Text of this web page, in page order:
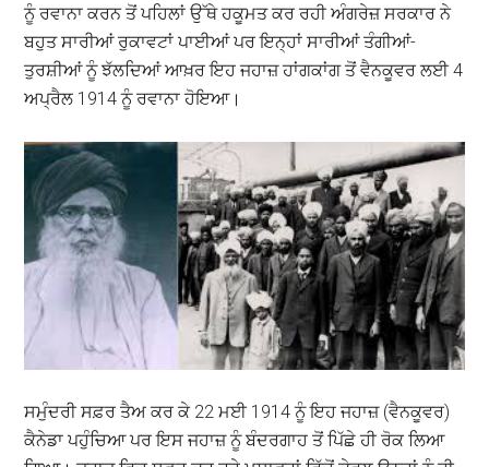
ਨੂੰ ਰਵਾਨਾ ਕਰਨ ਤੋਂ ਪਹਿਲਾਂ ਉੱਥੇ ਹਕੂਮਤ ਕਰ ਰਹੀ ਅੰਗਰੇਜ਼ ਸਰਕਾਰ ਨੇ
ਬਹੁਤ ਸਾਰੀਆਂ ਰੁਕਾਵਟਾਂ ਪਾਈਆਂ ਪਰ ਇਨ੍ਹਾਂ ਸਾਰੀਆਂ ਤੰਗੀਆਂ-
ਤੁਰਸ਼ੀਆਂ ਨੂੰ ਝੱਲਦਿਆਂ ਆਖ਼ਰ ਇਹ ਜਹਾਜ਼ ਹਾਂਗਕਾਂਗ ਤੋਂ ਵੈਨਕੂਵਰ ਲਈ 4
ਅਪ੍ਰੈਲ 1914 ਨੂੰ ਰਵਾਨਾ ਹੋਇਆ।
ਸਮੁੰਦਰੀ ਸਫ਼ਰ ਤੈਅ ਕਰ ਕੇ 22 ਮਈ 1914 ਨੂੰ ਇਹ ਜਹਾਜ਼ (ਵੈਨਕੂਵਰ)
ਕੈਨੇਡਾ ਪਹੁੰਚਿਆ ਪਰ ਇਸ ਜਹਾਜ਼ ਨੂੰ ਬੰਦਰਗਾਹ ਤੋਂ ਪਿੱਛੇ ਹੀ ਰੋਕ ਲਿਆ